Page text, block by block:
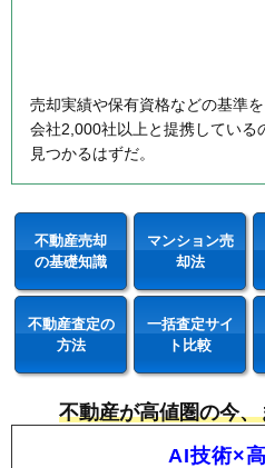
売却実績や保有資格などの基準
会社2,000社以上と提携している
見つかるはずだ。
不動産売却
の基礎知識
マンション売
却法
不動産査定の
方法
一括査定サイ
ト比較
不動産が高値圏の今
AI技術×